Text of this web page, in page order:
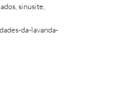
sinusite,
da-lavanda-